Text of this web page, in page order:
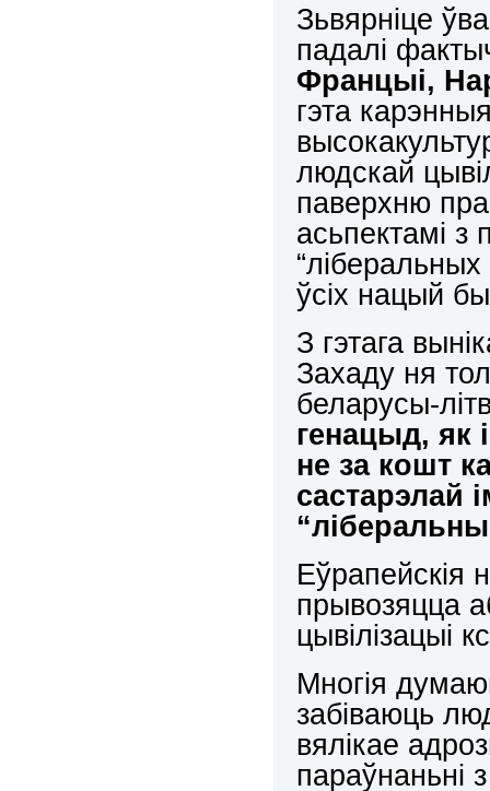
Зьвярніце
падалі
Францыі,
гэта
людскай
паверхню
асьпектамі з
ўсіх нацый
З гэтага
Захаду ня
беларусы-
генацыд, як
не за кошт
састарэлай
Еўрапейскія
прывозяцца
цывілізацыі
Многія
забіваюць
вялікае
параўнаньні